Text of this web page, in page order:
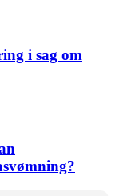
i sag om